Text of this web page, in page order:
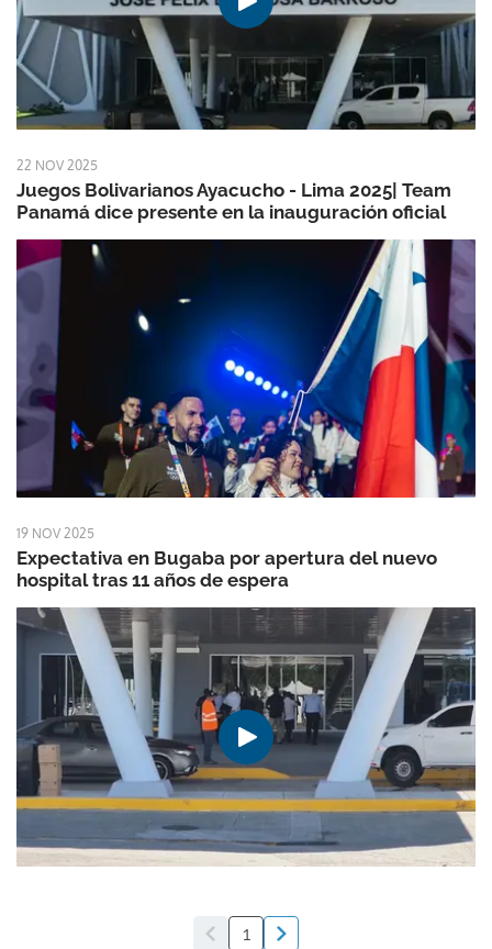
22 NOV 2025
Juegos Bolivarianos Ayacucho - Lima 2025| Team
Panamá dice presente en la inauguración oficial
19 NOV 2025
Expectativa en Bugaba por apertura del nuevo
hospital tras 11 años de espera
1